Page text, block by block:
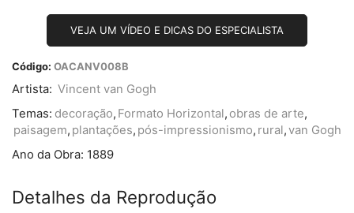
VEJA UM VÍDEO E DICAS DO ESPECIALISTA
Código: OACANV008B
Artista: Vincent van Gogh
Temas: decoração, Formato Horizontal, obras de arte,
paisagem, plantações, pós-impressionismo, rural,van Gogh
Ano da Obra: 1889
Detalhes da Reprodução